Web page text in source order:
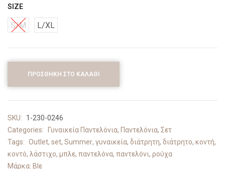
SIZE
S/M L/XL
ΠΡΟΣΘΉΚΗ ΣΤΟ ΚΑΛΆΘΙ
SKU:
1-230-0246
Categories:
Γυναικεία Παντελόνια, Παντελόνια, Σετ
Tags: Outlet, set, Summer, γυναικεία, διάτρητη, διάτρητο, κοντή,
κοντό, λάστιχο, μπλε, παντελόνα, παντελόνι, ρούχα
Μάρκα: Blε